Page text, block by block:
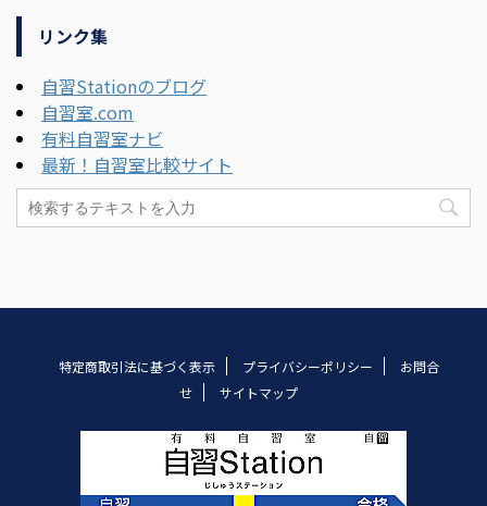
リンク集
自習Stationのブログ
自習室.com
有料自習室ナビ
最新！自習室比較サイト
特定商取引法に基づく表示 プライバシーポリシー
お問合
せ
サイトマップ